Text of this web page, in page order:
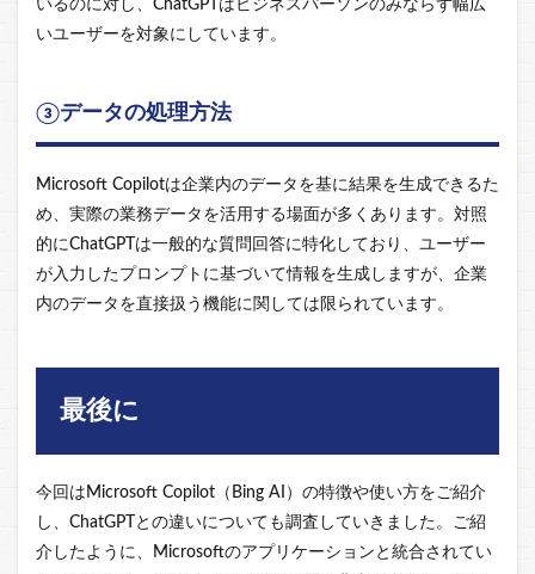
いるのに対し、ChatGPTはビジネスパーソンのみならず幅広
いユーザーを対象にしています。
③データの処理方法
Microsoft Copilotは企業内のデータを基に結果を生成できるた
め、実際の業務データを活用する場面が多くあります。対照
的にChatGPTは一般的な質問回答に特化しており、ユーザー
が入力したプロンプトに基づいて情報を生成しますが、企業
内のデータを直接扱う機能に関しては限られています。
最後に
今回はMicrosoft Copilot（Bing AI）の特徴や使い方をご紹介
し、ChatGPTとの違いについても調査していきました。ご紹
介したように、Microsoftのアプリケーションと統合されてい